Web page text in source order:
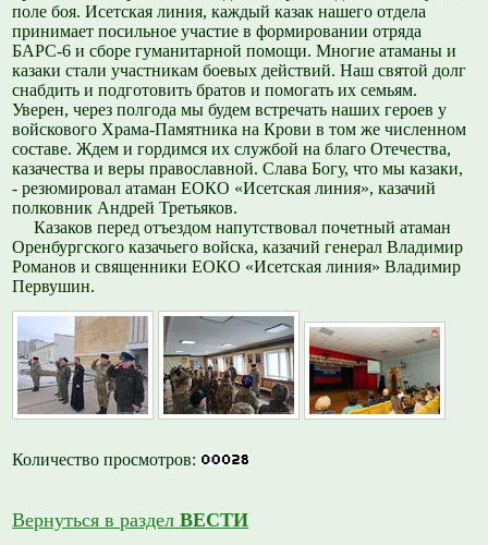
поле боя. Исетская линия, каждый казак нашего отдела
принимает посильное участие в формировании отряда
БАРС-6 и сборе гуманитарной помощи. Многие атаманы и
казаки стали участникам боевых действий. Наш святой долг
снабдить и подготовить братов и помогать их семьям.
Уверен, через полгода мы будем встречать наших героев у
войскового Храма-Памятника на Крови в том же численном
составе. Ждем и гордимся их службой на благо Отечества,
казачества и веры православной. Слава Богу, что мы казаки,
- резюмировал атаман ЕОКО «Исетская линия», казачий
полковник Андрей Третьяков.
Казаков перед отъездом напутствовал почетный атаман
Оренбургского казачьего войска, казачий генерал Владимир
Романов и священники ЕОКО «Исетская линия» Владимир
Первушин.
Количество просмотров:
Вернуться в разделВЕСТИ